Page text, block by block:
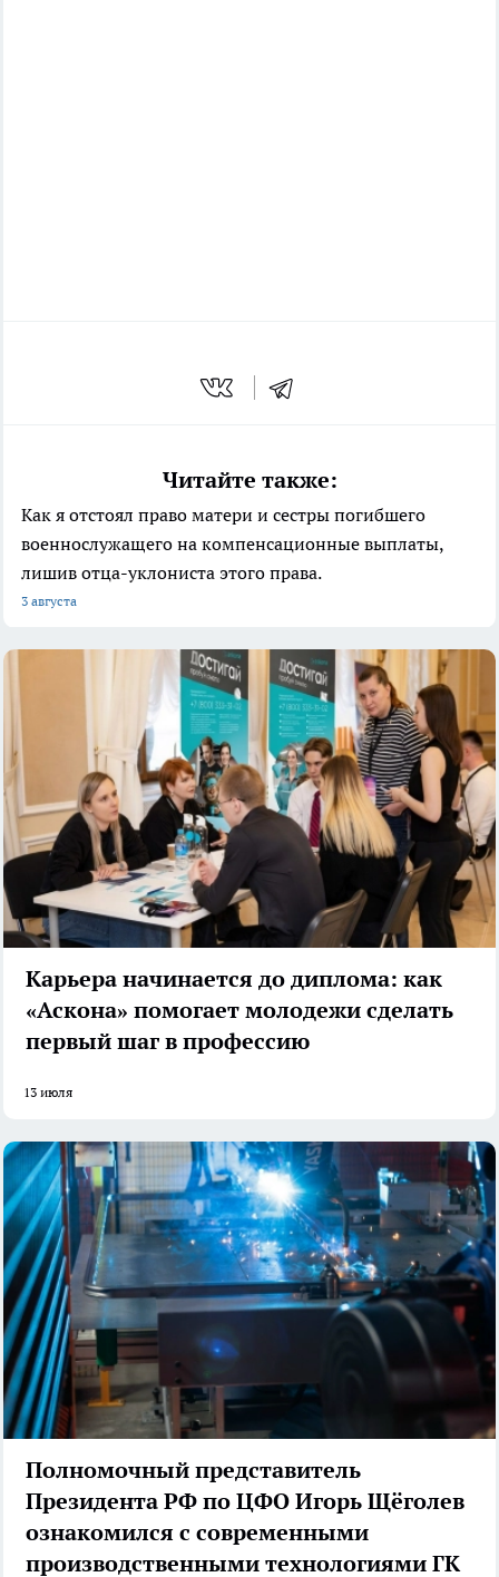
Читайте также:
Как я отстоял право матери и сестры погибшего
военнослужащего на компенсационные выплаты,
лишив отца-уклониста этого права.
3 августа
Карьера начинается до диплома: как
«Аскона» помогает молодежи сделать
первый шаг в профессию
13 июля
Полномочный представитель
Президента РФ по ЦФО Игорь Щёголев
ознакомился с современными
производственными технологиями ГК